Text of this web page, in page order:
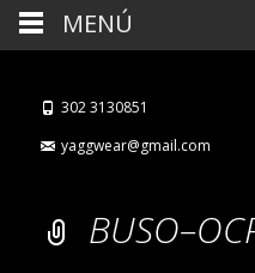
302 3130851
yaggwear@gmail.com
MENÚ